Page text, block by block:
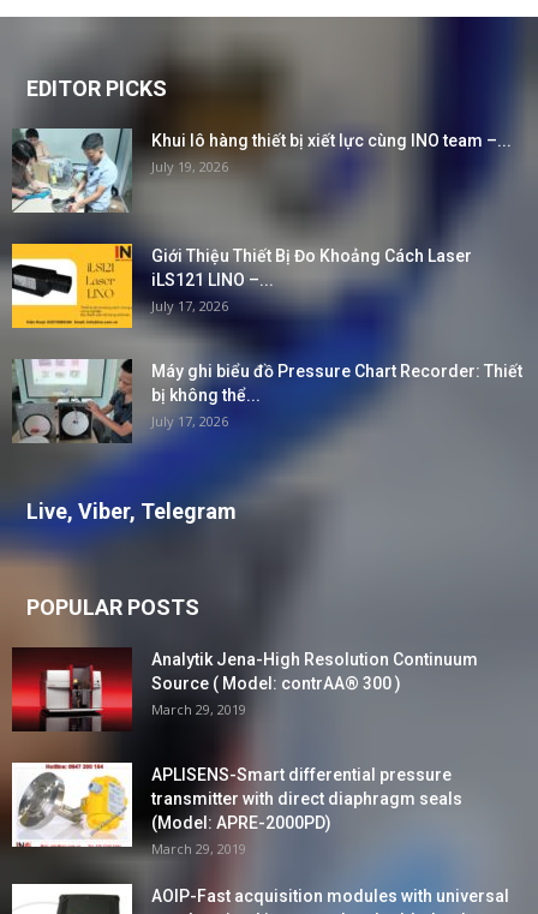
EDITOR PICKS
Khui lô hàng thiết bị xiết lực cùng INO team –...
July 19, 2026
Giới Thiệu Thiết Bị Đo Khoảng Cách Laser
iLS121 LINO –...
July 17, 2026
Máy ghi biểu đồ Pressure Chart Recorder: Thiết
bị không thể...
July 17, 2026
Live, Viber, Telegram
POPULAR POSTS
Analytik Jena-High Resolution Continuum
Source ( Model: contrAA® 300 )
March 29, 2019
APLISENS-Smart differential pressure
transmitter with direct diaphragm seals
(Model: APRE-2000PD)
March 29, 2019
AOIP-Fast acquisition modules with universal